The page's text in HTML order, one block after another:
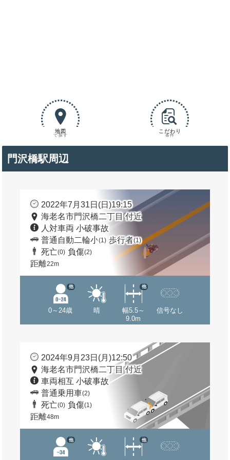
地図
で探す
こだわり
条件
門沢橋駅周辺
2022年7月31日(日)19:15
海老名市門沢橋二丁目 付近
人対車両 小破事故
普通自動二輪小(1) 歩行者(1)
死亡(0) 負傷(2)
距離22m
0～24歳
他
晴
幅5.5～
9.0m
他
信号なし
2024年9月23日(月)12:50
海老名市門沢橋二丁目 付近
車両相互 小破事故
普通乗用車(2)
死亡(0) 負傷(1)
距離48m
他 他